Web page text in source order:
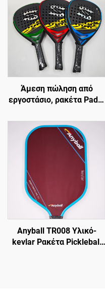
Άμεση πώληση από
εργοστάσιο, ρακέτα Padel
ανθρακονήματα EVA με
τραχιά επιφάνεια για
προπόνηση
Anyball TR008 Υλικό-
kevlar Ρακέτα Pickleball